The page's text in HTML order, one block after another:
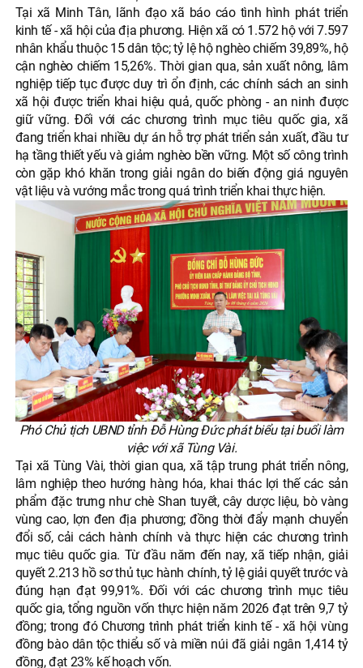
Tại xã Minh Tân, lãnh đạo xã báo cáo tình hình phát triển
kinh tế - xã hội của địa phương. Hiện xã có 1.572 hộ với 7.597
nhân khẩu thuộc 15 dân tộc; tỷ lệ hộ nghèo chiếm 39,89%, hộ
cận nghèo chiếm 15,26%. Thời gian qua, sản xuất nông, lâm
nghiệp tiếp tục được duy trì ổn định, các chính sách an sinh
xã hội được triển khai hiệu quả, quốc phòng - an ninh được
giữ vững. Đối với các chương trình mục tiêu quốc gia, xã
đang triển khai nhiều dự án hỗ trợ phát triển sản xuất, đầu tư
hạ tầng thiết yếu và giảm nghèo bền vững. Một số công trình
còn gặp khó khăn trong giải ngân do biến động giá nguyên
vật liệu và vướng mắc trong quá trình triển khai thực hiện.
Phó Chủ tịch UBND tỉnh Đỗ Hùng Đức phát biểu tại buổi làm
việc với xã Tùng Vài.
Tại xã Tùng Vài, thời gian qua, xã tập trung phát triển nông,
lâm nghiệp theo hướng hàng hóa, khai thác lợi thế các sản
phẩm đặc trưng như chè Shan tuyết, cây dược liệu, bò vàng
vùng cao, lợn đen địa phương; đồng thời đẩy mạnh chuyển
đổi số, cải cách hành chính và thực hiện các chương trình
mục tiêu quốc gia. Từ đầu năm đến nay, xã tiếp nhận, giải
quyết 2.213 hồ sơ thủ tục hành chính, tỷ lệ giải quyết trước và
đúng hạn đạt 99,91%. Đối với các chương trình mục tiêu
quốc gia, tổng nguồn vốn thực hiện năm 2026 đạt trên 9,7 tỷ
đồng; trong đó Chương trình phát triển kinh tế - xã hội vùng
đồng bào dân tộc thiểu số và miền núi đã giải ngân 1,414 tỷ
đồng, đạt 23% kế hoạch vốn.